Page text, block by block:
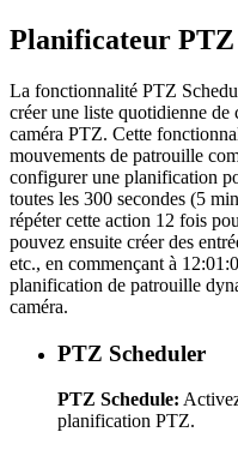
Planificateur PTZ
La fonctionnalité PTZ
créer une liste quotidienne
caméra PTZ. Cette
mouvements de patrouille
configurer une planification
toutes les 300 secondes (5
répéter cette action 12 fois
pouvez ensuite créer des
etc., en commençant à
planification de patrouille
caméra.
PTZ Scheduler
PTZ Schedule:
planification PTZ.